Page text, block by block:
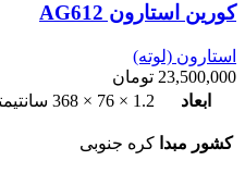
کورین استارون AG612
استارون (لوته)
23,500,000 تومان
ابعاد
1.2 × 76 × 368 سانتیمتر
کشور مبدا کره جنوبی